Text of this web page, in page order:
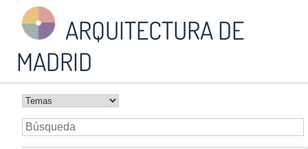
ARQUITECTURA DE
MADRID